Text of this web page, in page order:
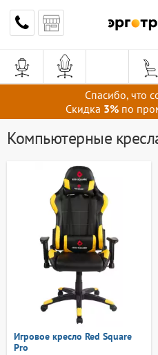
Спасибо, что
Скидка 3%по
Компьютерные
Игровое кресло Red Square
Pro